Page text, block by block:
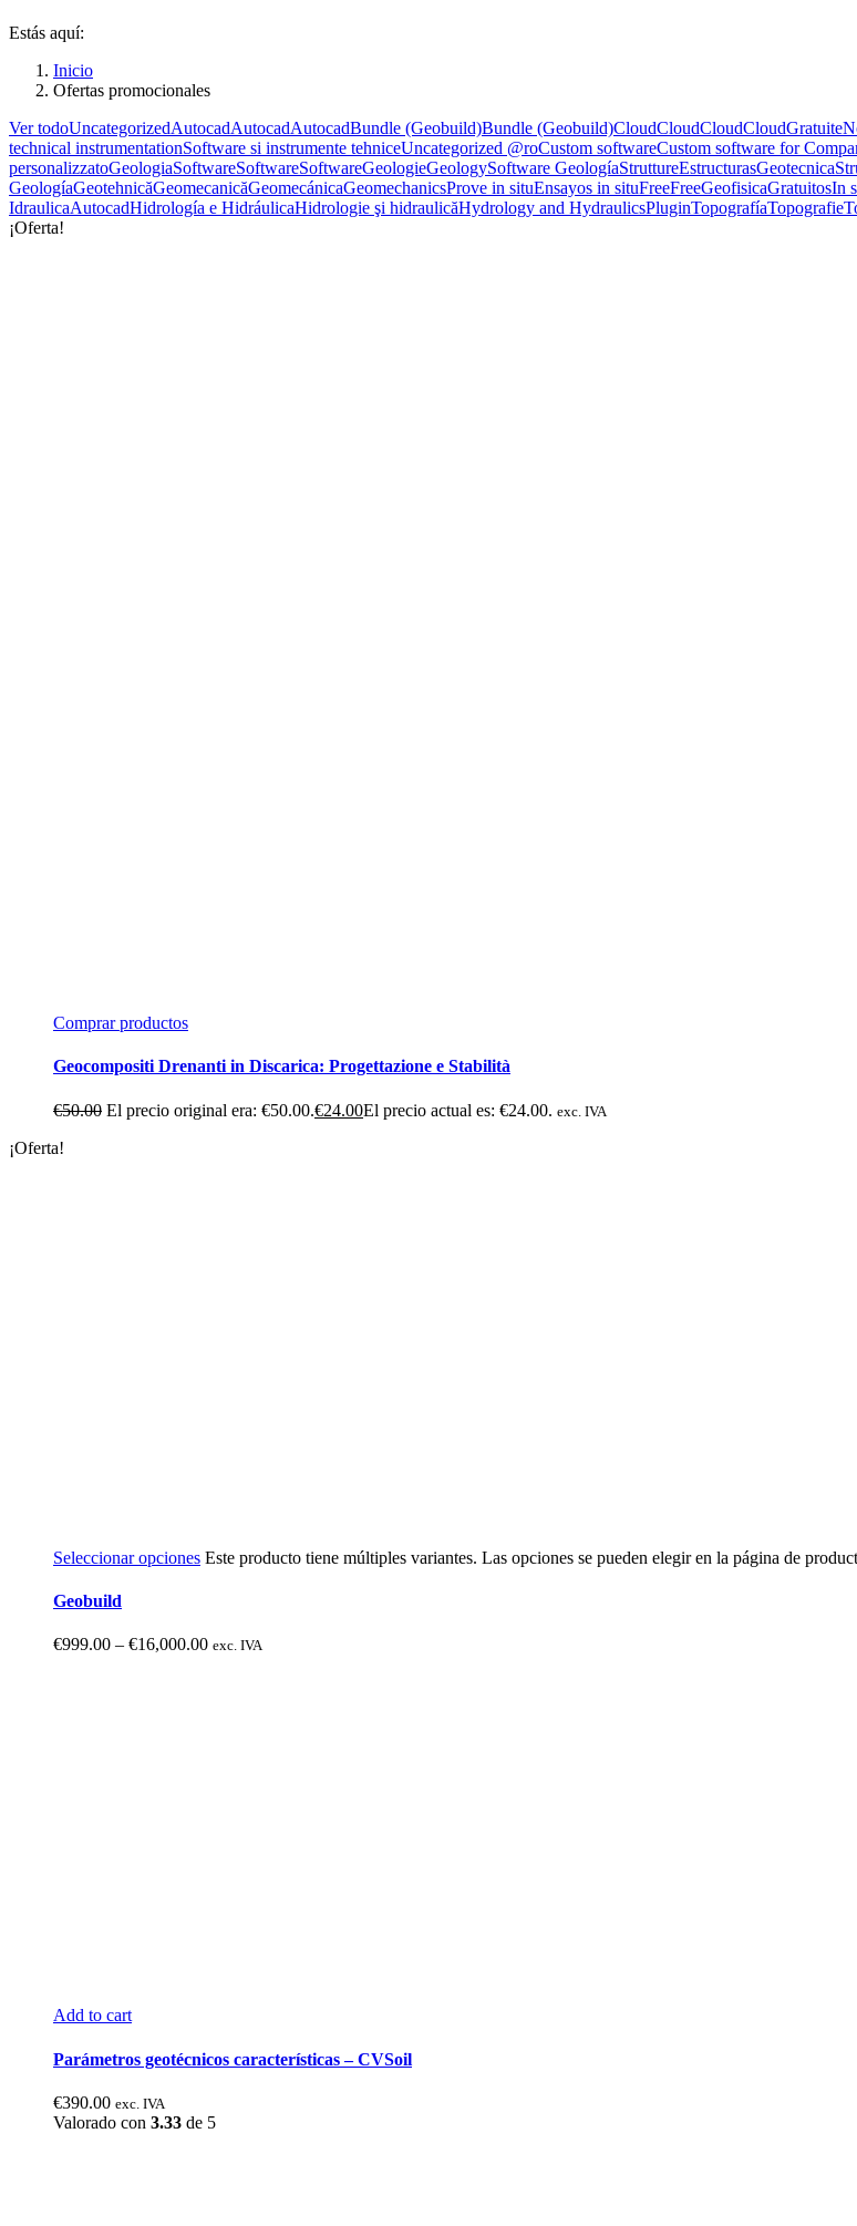
Estás aquí:
Inicio
Ofertas promocionales
Ver todoUncategorizedAutocadAutocadAutocadBundle (Geobuild)Bundle (Geobuild)CloudCloudCloudCloudGratuite
technical instrumentationSoftware si instrumente tehniceUncategorized @roCustom softwareCustom software for
personalizzatoGeologiaSoftwareSoftwareSoftwareGeologieGeologySoftware GeologíaStruttureEstructurasGeotecnica
GeologíaGeotehnicăGeomecanicăGeomecánicaGeomechanicsProve in situEnsayos in situFreeFreeGeofisicaGratuitosIn
IdraulicaAutocadHidrología e HidráulicaHidrologie şi hidraulicăHydrology and HydraulicsPluginTopografíaTopografie
¡Oferta!
Comprar productos
Geocompositi Drenanti in Discarica: Progettazione e Stabilità
€50.00 El precio original era: €50.00.€24.00El precio actual es: €24.00. exc. IVA
¡Oferta!
Seleccionar opciones Este producto tiene múltiples variantes. Las opciones se pueden elegir en la página de
Geobuild
€999.00 – €16,000.00 exc. IVA
Add to cart
Parámetros geotécnicos características – CVSoil
€390.00 exc. IVA
Valorado con 3.33 de 5